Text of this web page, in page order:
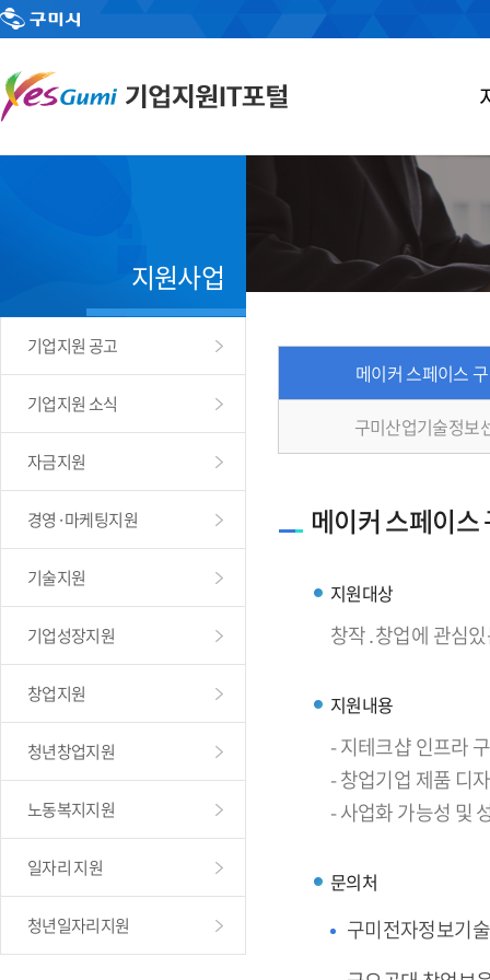
지원사업
기업지원 공고
기업지원 소식
자금지원
경영·마케팅지원
기술지원
기업성장지원
창업지원
청년창업지원
노동복지지원
일자리 지원
청년일자리지원
메이커 스페이스
구미산업기술정보
메이커 스페이
지원대상
창작․창업에 관심
지원내용
- 지테크샵 인프라
- 창업기업 제품 디
- 사업화 가능성 및
문의처
구미전자정보기